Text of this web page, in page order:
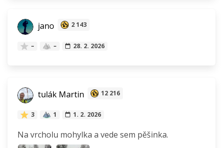
jano 2 143
– – 28. 2. 2026
tulák Martin 12 216
3 1 1. 2. 2026
Na vrcholu mohylka a vede sem pěšinka.